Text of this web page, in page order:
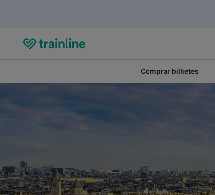
Comprar bilhetes